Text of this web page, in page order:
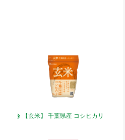
【玄米】 千葉県産 コシヒカリ